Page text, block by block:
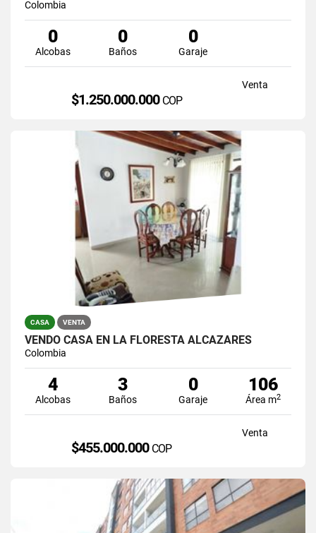
Colombia
0
Alcobas
0
Baños
0
Garaje
Venta
$1.250.000.000 COP
CASA VENTA
VENDO CASA EN LA FLORESTA ALCAZARES
Colombia
4
Alcobas
3
Baños
0
Garaje
106
Área m2
Venta
$455.000.000 COP